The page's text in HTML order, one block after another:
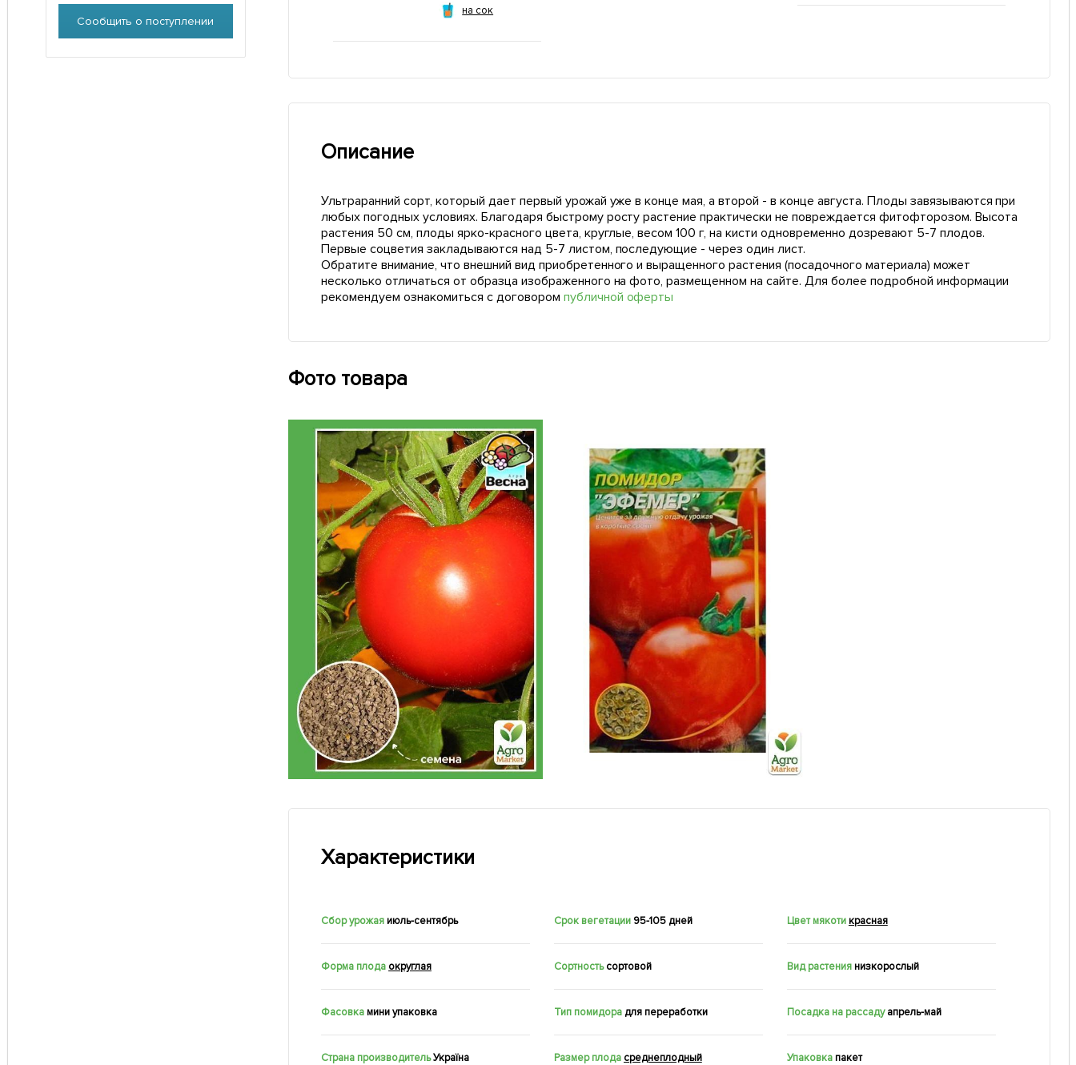
Сообщить о поступлении
на сок
Описание
Ультраранний сорт, который дает первый урожай уже в конце мая, а второй - в конце августа. Плоды завязываются при
любых погодных условиях. Благодаря быстрому росту растение практически не повреждается фитофторозом. Высота
растения 50 см, плоды ярко-красного цвета, круглые, весом 100 г, на кисти одновременно дозревают 5-7 плодов.
Первые соцветия закладываются над 5-7 листом, последующие - через один лист.
Обратите внимание, что внешний вид приобретенного и выращенного растения (посадочного материала) может
несколько отличаться от образца изображенного на фото, размещенном на сайте. Для более подробной информации
рекомендуем ознакомиться с договором публичной оферты
Фото товара
Характеристики
Сбор урожаяиюль-сентябрь Срок вегетации 95-105 дней Цвет мякотикрасная
Форма плода округлая Сортность сортовой Вид растениянизкорослый
Фасовкамини упаковка Тип помидорадля переработки Посадка на рассаду апрель-май
Страна производительУкраїна Размер плода среднеплодный Упаковкапакет